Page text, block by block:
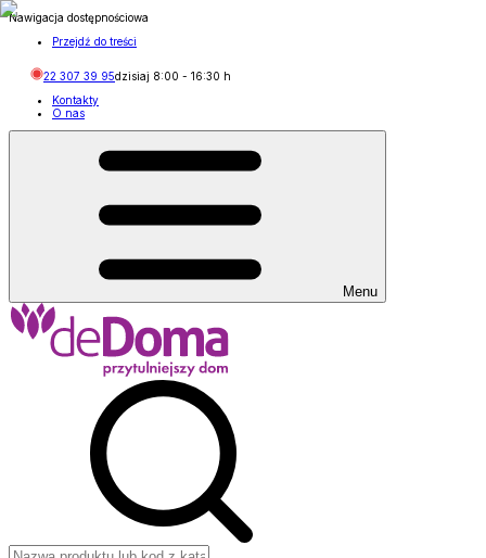
Nawigacja dostępnościowa
Przejdź do treści
22 307 39 95dzisiaj 8:00 - 16:30 h
Kontakty
O nas
Menu